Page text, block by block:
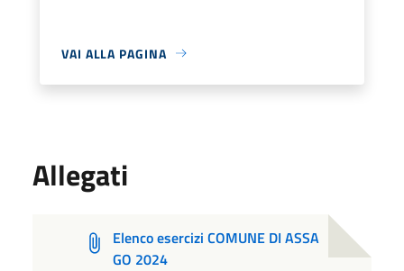
VAI ALLA PAGINA
Allegati
Elenco esercizi COMUNE DI ASSA
GO 2024